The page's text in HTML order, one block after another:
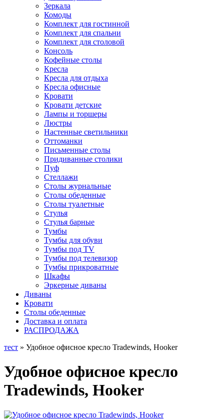
Зеркала
Комоды
Комплект для гостинной
Комплект для спальни
Комплект для столовой
Консоль
Кофейные столы
Кресла
Кресла для отдыха
Кресла офисные
Кровати
Кровати детские
Лампы и торшеры
Люстры
Настенные светильники
Оттоманки
Письменные столы
Придиванные столики
Пуф
Стеллажи
Столы журнальные
Столы обеденные
Столы туалетные
Стулья
Стулья барные
Тумбы
Тумбы для обуви
Тумбы под TV
Тумбы под телевизор
Тумбы прикроватные
Шкафы
Эркерные диваны
Диваны
Кровати
Столы обеденные
Доставка и оплата
РАСПРОДАЖА
тест » Удобное офисное кресло Tradewinds, Hooker
Удобное офисное кресло
Tradewinds, Hooker